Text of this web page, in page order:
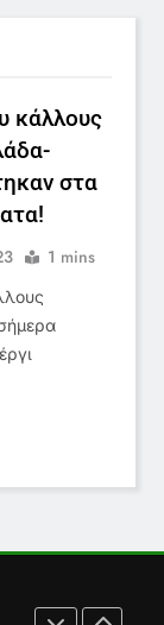
κάλλους
στα
1 mins
Η
ο
New York